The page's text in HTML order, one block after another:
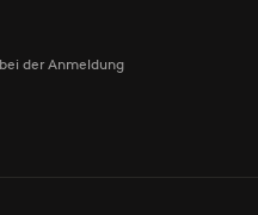
der Anmeldung